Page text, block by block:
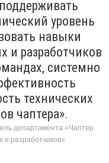
уровень
навыки
и разработчиков
системно
технических
чаптера».
департамента «Чаптер
и разработчиков»